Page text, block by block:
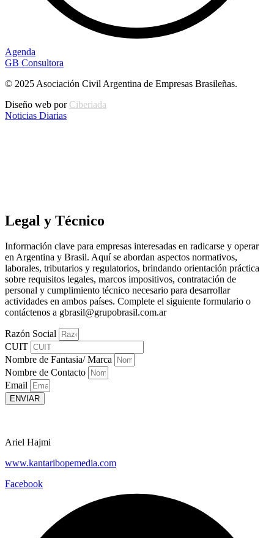
Agenda
GB Consultora
© 2025 Asociación Civil Argentina de Empresas Brasileñas.
Diseño web por Ciberiada
Noticias Diarias
Legal y Técnico
Información clave para empresas interesadas en radicarse y operar
en Argentina y Brasil. Aquí se abordan aspectos normativos,
laborales, tributarios y regulatorios, brindando orientación práctica
sobre requisitos legales, marcos impositivos, contratación de
personal y cumplimiento técnico necesario para desarrollar
actividades en ambos países. Complete el siguiente formulario o
contáctenos a gbrasil@grupobrasil.com.ar
Razón Social
CUIT
Nombre de Fantasia/ Marca
Nombre de Contacto
Email
ENVIAR
Ariel Hajmi
www.kantaribopemedia.com
Facebook